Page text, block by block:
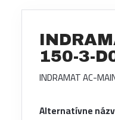
150-3-
INDRAMAT AC-
Alternatívne